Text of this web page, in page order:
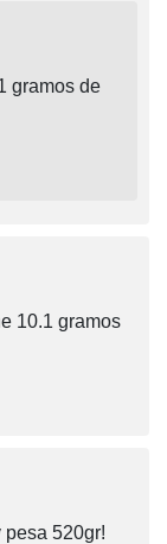
gramos de
10.1 gramos
pesa 520gr!